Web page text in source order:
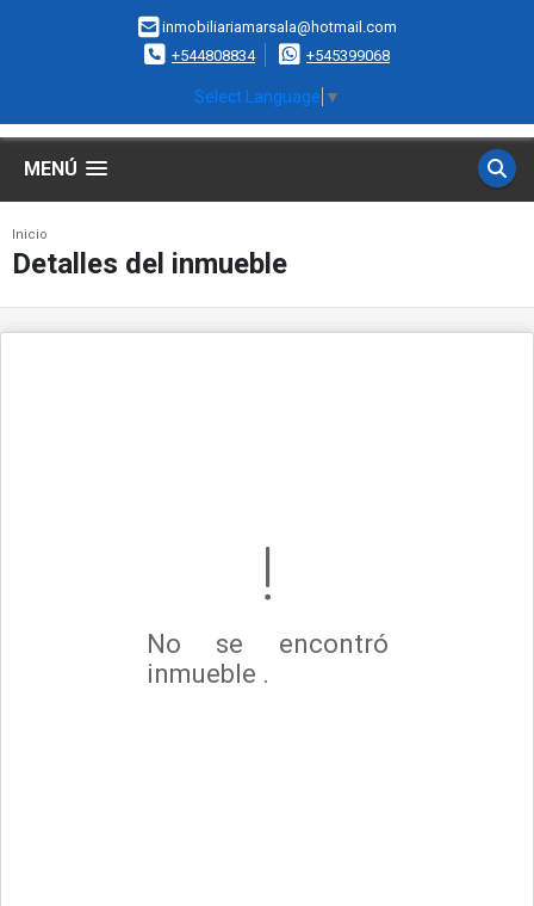
inmobiliariamarsala@hotmail.com
+544808834
+545399068
Select Language ▼
MENÚ
Inicio
Detalles del inmueble
No se encontró
inmueble .